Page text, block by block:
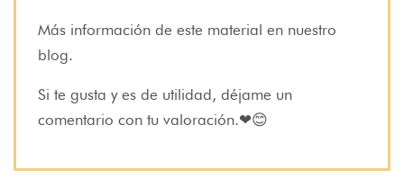
Más información de este material en nuestro
blog.
Si te gusta y es de utilidad, déjame un
comentario con tu valoración.❤😊